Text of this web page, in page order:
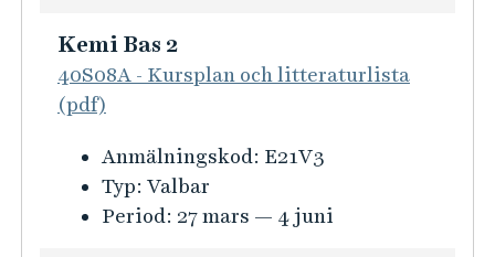
s
i
k
a
s
1
i
o
n
ö
r
M
i
n
f
r
m
a
Kemi Bas 2
40S08A - Kursplan och litteraturlista
(pdf)
K
u
r
Anmälningskod: E21V3
Typ: Valbar
Period: 27 mars — 4 juni